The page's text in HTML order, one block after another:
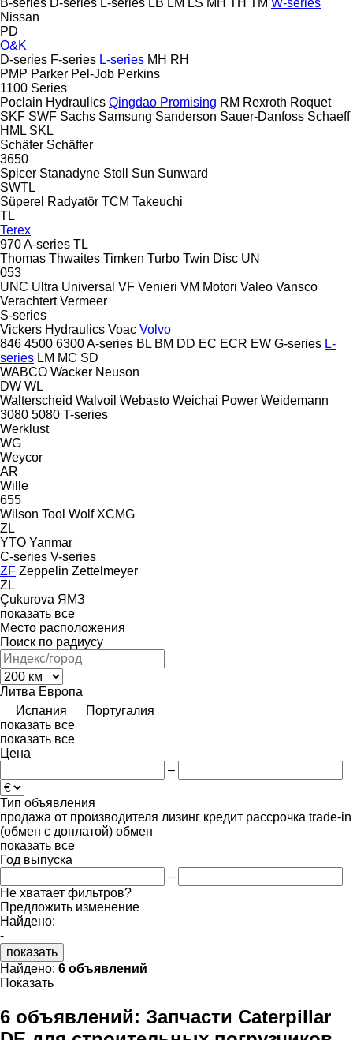
Nissan
PD
O&K
D-series F-series L-series MH RH
PMP Parker Pel-Job Perkins
1100 Series
Poclain Hydraulics Qingdao Promising RM Rexroth Roquet
SKF SWF Sachs Samsung Sanderson Sauer-Danfoss Schaeff
HML SKL
Schäfer Schäffer
3650
Spicer Stanadyne Stoll Sun Sunward
SWTL
Süperel Radyatör TCM Takeuchi
TL
Terex
970A-series TL
Thomas Thwaites Timken Turbo Twin Disc UN
053
UNC Ultra Universal VF Venieri VM Motori Valeo Vansco
Verachtert Vermeer
S-series
Vickers Hydraulics Voac Volvo
846 4500 6300A-series BL BM DD EC ECR EW G-series L-
series LM MC SD
WABCO Wacker Neuson
DW WL
Walterscheid Walvoil Webasto Weichai Power Weidemann
3080 5080 T-series
Werklust
WG
Weycor
AR
Wille
655
Wilson Tool Wolf XCMG
ZL
YTO Yanmar
C-series V-series
ZF Zeppelin Zettelmeyer
ZL
Çukurova ЯМЗ
показать все
Место расположения
Поиск по радиусу
Литва Европа
Испания
Португалия
показать все
показать все
Цена
–
Тип объявления
продажа от производителя лизинг кредит рассрочка trade-in
(обмен с доплатой) обмен
показать все
Год выпуска
–
Не хватает фильтров?
Предложить изменение
Найдено:
-
показать
Найдено: 6 объявлений
Показать
6 объявлений: Запчасти Caterpillar